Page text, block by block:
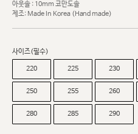
아웃솔 : 10mm 코만도솔
제조: Made In Korea (Hand made)
사이즈(필수)
220 225 230
250 255 260
280 285 290